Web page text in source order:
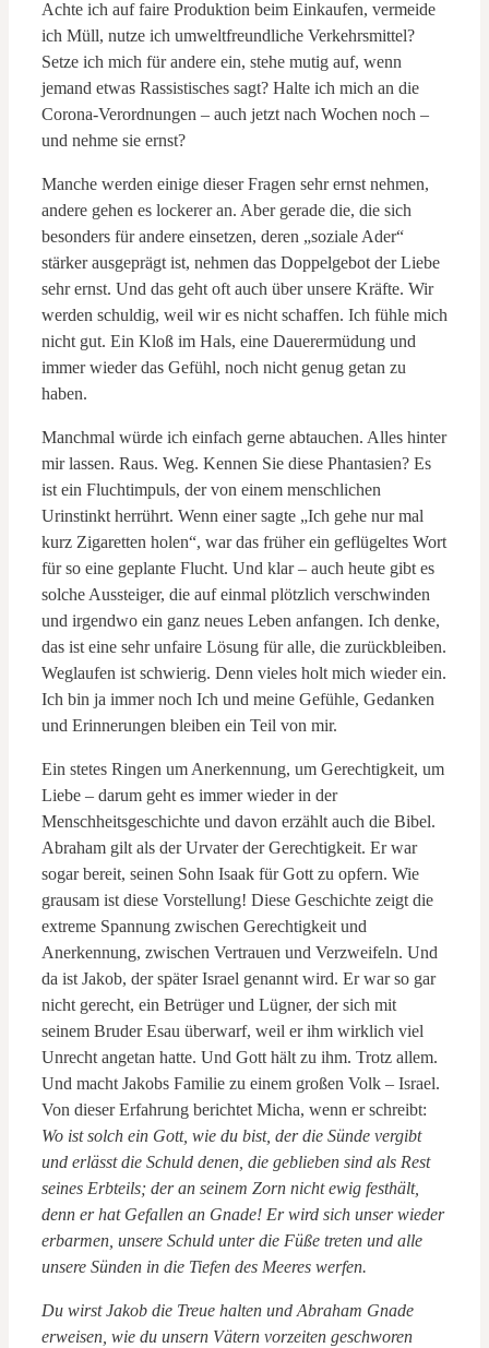
Achte ich auf faire Produktion beim Einkaufen, vermeide
ich Müll, nutze ich umweltfreundliche Verkehrsmittel?
Setze ich mich für andere ein, stehe mutig auf, wenn
jemand etwas Rassistisches sagt? Halte ich mich an die
Corona-Verordnungen – auch jetzt nach Wochen noch –
und nehme sie ernst?
Manche werden einige dieser Fragen sehr ernst nehmen,
andere gehen es lockerer an. Aber gerade die, die sich
besonders für andere einsetzen, deren „soziale Ader“
stärker ausgeprägt ist, nehmen das Doppelgebot der Liebe
sehr ernst. Und das geht oft auch über unsere Kräfte. Wir
werden schuldig, weil wir es nicht schaffen. Ich fühle mich
nicht gut. Ein Kloß im Hals, eine Dauerermüdung und
immer wieder das Gefühl, noch nicht genug getan zu
haben.
Manchmal würde ich einfach gerne abtauchen. Alles hinter
mir lassen. Raus. Weg. Kennen Sie diese Phantasien? Es
ist ein Fluchtimpuls, der von einem menschlichen
Urinstinkt herrührt. Wenn einer sagte „Ich gehe nur mal
kurz Zigaretten holen“, war das früher ein geflügeltes Wort
für so eine geplante Flucht. Und klar – auch heute gibt es
solche Aussteiger, die auf einmal plötzlich verschwinden
und irgendwo ein ganz neues Leben anfangen. Ich denke,
das ist eine sehr unfaire Lösung für alle, die zurückbleiben.
Weglaufen ist schwierig. Denn vieles holt mich wieder ein.
Ich bin ja immer noch Ich und meine Gefühle, Gedanken
und Erinnerungen bleiben ein Teil von mir.
Ein stetes Ringen um Anerkennung, um Gerechtigkeit, um
Liebe – darum geht es immer wieder in der
Menschheitsgeschichte und davon erzählt auch die Bibel.
Abraham gilt als der Urvater der Gerechtigkeit. Er war
sogar bereit, seinen Sohn Isaak für Gott zu opfern. Wie
grausam ist diese Vorstellung! Diese Geschichte zeigt die
extreme Spannung zwischen Gerechtigkeit und
Anerkennung, zwischen Vertrauen und Verzweifeln. Und
da ist Jakob, der später Israel genannt wird. Er war so gar
nicht gerecht, ein Betrüger und Lügner, der sich mit
seinem Bruder Esau überwarf, weil er ihm wirklich viel
Unrecht angetan hatte. Und Gott hält zu ihm. Trotz allem.
Und macht Jakobs Familie zu einem großen Volk – Israel.
Von dieser Erfahrung berichtet Micha, wenn er schreibt:
Wo ist solch ein Gott, wie du bist, der die Sünde vergibt
und erlässt die Schuld denen, die geblieben sind als Rest
seines Erbteils; der an seinem Zorn nicht ewig festhält,
denn er hat Gefallen an Gnade! Er wird sich unser wieder
erbarmen, unsere Schuld unter die Füße treten und alle
unsere Sünden in die Tiefen des Meeres werfen.
Du wirst Jakob die Treue halten und Abraham Gnade
erweisen, wie du unsern Vätern vorzeiten geschworen